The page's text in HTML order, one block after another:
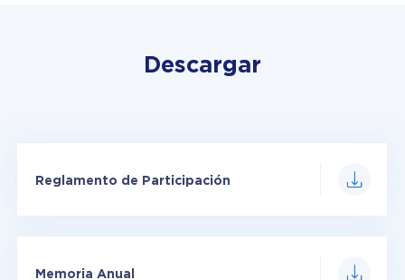
Descargar
Reglamento de Participación
Memoria Anual